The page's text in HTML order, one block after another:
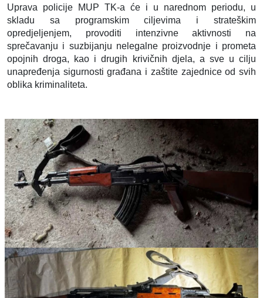
Uprava policije MUP TK-a će i u narednom periodu, u
skladu sa programskim ciljevima i strateškim
opredjeljenjem, provoditi intenzivne aktivnosti na
sprečavanju i suzbijanju nelegalne proizvodnje i prometa
opojnih droga, kao i drugih krivičnih djela, a sve u cilju
unapređenja sigurnosti građana i zaštite zajednice od svih
oblika kriminaliteta.